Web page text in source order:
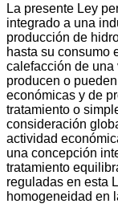
La presente Ley
integrado a una
producción de
hasta su consumo
calefacción de
producen o
económicas y de
tratamiento o
consideración
actividad
una concepción
tratamiento
reguladas en esta
homogeneidad en